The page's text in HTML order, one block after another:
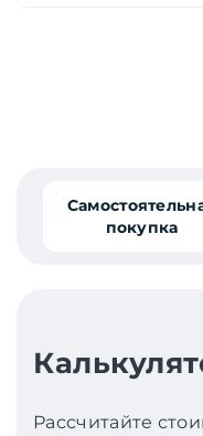
покупка
Рассчитайте